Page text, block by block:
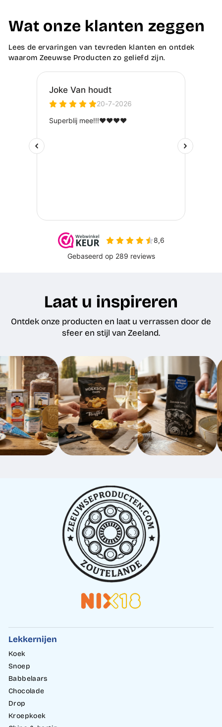
Wat onze klanten zeggen
Lees de ervaringen van tevreden klanten en ontdek
waarom Zeeuwse Producten zo geliefd zijn.
Laat u inspireren
Ontdek onze producten en laat u verrassen door de
sfeer en stijl van Zeeland.
Lekkernijen
Koek
Snoep
Babbelaars
Chocolade
Drop
Kroepkoek